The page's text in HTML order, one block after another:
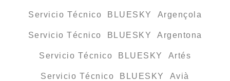
Servicio Técnico BLUESKY Argençola
Servicio Técnico BLUESKY Argentona
Servicio Técnico BLUESKY Artés
Servicio Técnico BLUESKY Avià